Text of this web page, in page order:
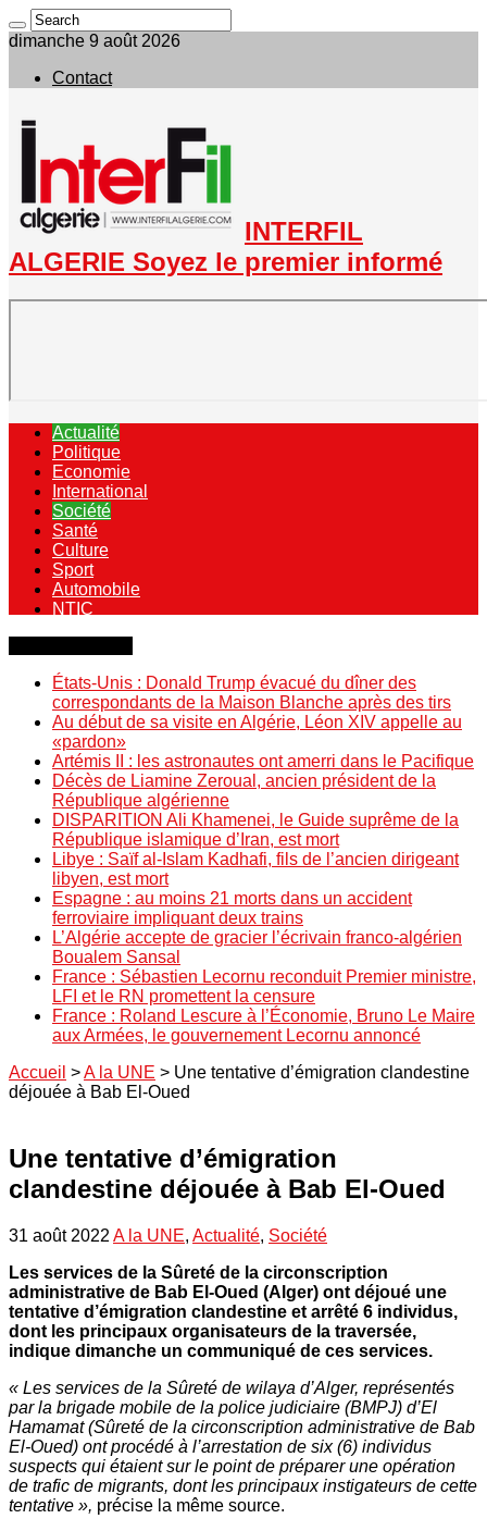
dimanche 9 août 2026
Contact
INTERFIL
ALGERIE Soyez le premier informé
Actualité
Politique
Economie
International
Société
Santé
Culture
Sport
Automobile
NTIC
États-Unis : Donald Trump évacué du dîner des
correspondants de la Maison Blanche après des tirs
Au début de sa visite en Algérie, Léon XIV appelle au
«pardon»
Artémis II : les astronautes ont amerri dans le Pacifique
Décès de Liamine Zeroual, ancien président de la
République algérienne
DISPARITION Ali Khamenei, le Guide suprême de la
République islamique d’Iran, est mort
Libye : Saïf al-Islam Kadhafi, fils de l’ancien dirigeant
libyen, est mort
Espagne : au moins 21 morts dans un accident
ferroviaire impliquant deux trains
L’Algérie accepte de gracier l’écrivain franco-algérien
Boualem Sansal
France : Sébastien Lecornu reconduit Premier ministre,
LFI et le RN promettent la censure
France : Roland Lescure à l’Économie, Bruno Le Maire
aux Armées, le gouvernement Lecornu annoncé
Accueil >A la UNE > Une tentative d’émigration clandestine
déjouée à Bab El-Oued
Une tentative d’émigration
clandestine déjouée à Bab El-Oued
31 août 2022 A la UNE, Actualité, Société
Les services de la Sûreté de la circonscription
administrative de Bab El-Oued (Alger) ont déjoué une
tentative d’émigration clandestine et arrêté 6 individus,
dont les principaux organisateurs de la traversée,
indique dimanche un communiqué de ces services.
« Les services de la Sûreté de wilaya d’Alger, représentés
par la brigade mobile de la police judiciaire (BMPJ) d’El
Hamamat (Sûreté de la circonscription administrative de Bab
El-Oued) ont procédé à l’arrestation de six (6) individus
suspects qui étaient sur le point de préparer une opération
de trafic de migrants, dont les principaux instigateurs de cette
tentative », précise la même source.